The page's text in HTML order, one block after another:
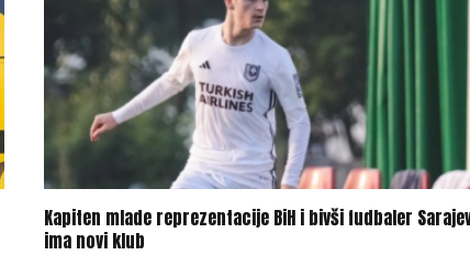
Kapiten mlade reprezentacije BiH i bivši fudbaler
ima novi klub